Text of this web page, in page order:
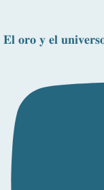
𝐄𝐥 𝐨𝐫𝐨 𝐲 𝐞𝐥